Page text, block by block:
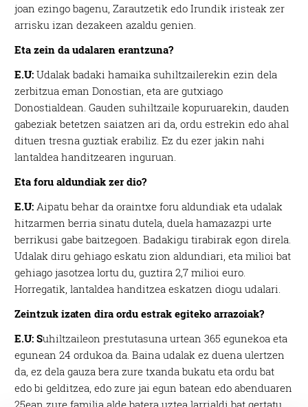
joan ezingo bagenu, Zarautzetik edo Irundik iristeak zer
arrisku izan dezakeen azaldu genien.
Eta zein da udalaren erantzuna?
E.U:Udalak badaki hamaika suhiltzailerekin ezin dela
zerbitzua eman Donostian, eta are gutxiago
Donostialdean. Gauden suhiltzaile kopuruarekin, dauden
gabeziak betetzen saiatzen ari da, ordu estrekin edo ahal
dituen tresna guztiak erabiliz. Ez du ezer jakin nahi
lantaldea handitzearen inguruan.
Eta foru aldundiak zer dio?
E.U: Aipatu behar da oraintxe foru aldundiak eta udalak
hitzarmen berria sinatu dutela, duela hamazazpi urte
berrikusi gabe baitzegoen. Badakigu tirabirak egon direla.
Udalak diru gehiago eskatu zion aldundiari, eta milioi bat
gehiago jasotzea lortu du, guztira 2,7 milioi euro.
Horregatik, lantaldea handitzea eskatzen diogu udalari.
Zeintzuk izaten dira ordu estrak egiteko arrazoiak?
E.U: Suhiltzaileon prestutasuna urtean 365 egunekoa eta
egunean 24 ordukoa da. Baina udalak ez duena ulertzen
da, ez dela gauza bera zure txanda bukatu eta ordu bat
edo bi gelditzea, edo zure jai egun batean edo abenduaren
25ean zure familia alde batera uztea larrialdi bat gertatu